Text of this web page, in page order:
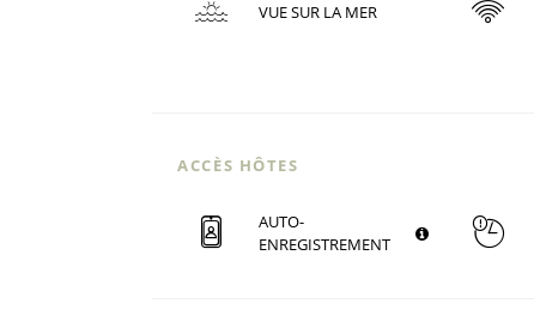
VUE SUR LA MER
ACCÈS HÔTES
AUTO-
ENREGISTREMENT